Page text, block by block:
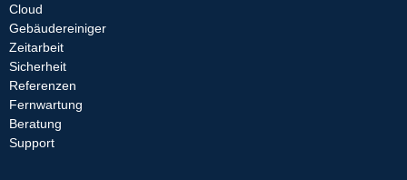
Cloud
Gebäudereiniger
Zeitarbeit
Sicherheit
Referenzen
Fernwartung
Beratung
Support